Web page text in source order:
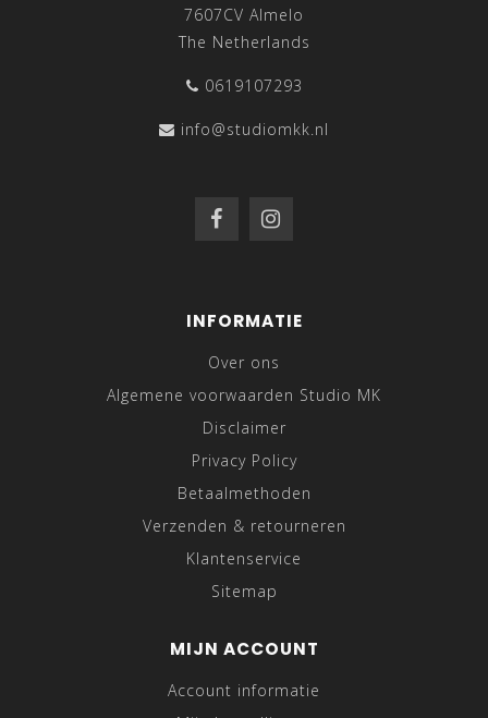
7607CV Almelo
The Netherlands
0619107293
info@studiomkk.nl
INFORMATIE
Over ons
Algemene voorwaarden Studio MK
Disclaimer
Privacy Policy
Betaalmethoden
Verzenden & retourneren
Klantenservice
Sitemap
MIJN ACCOUNT
Account informatie